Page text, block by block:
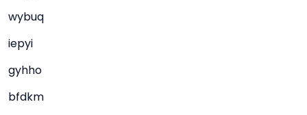
wybuq
iepyi
gyhho
bfdkm